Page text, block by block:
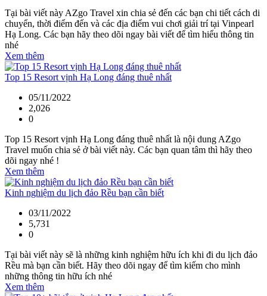
Tại bài viết này AZgo Travel xin chia sẻ đến các bạn chi tiết cách di
chuyển, thời điểm đến và các địa điểm vui chơi giải trí tại Vinpearl
Hạ Long. Các bạn hãy theo dõi ngay bài viết để tìm hiểu thông tin
nhé
Xem thêm
Top 15 Resort vịnh Hạ Long đáng thuê nhất
05/11/2022
2,026
0
Top 15 Resort vịnh Hạ Long đáng thuê nhất là nội dung AZgo
Travel muốn chia sẻ ở bài viết này. Các bạn quan tâm thì hãy theo
dõi ngay nhé !
Xem thêm
Kinh nghiệm du lịch đảo Rều bạn cần biết
03/11/2022
5,731
0
Tại bài viết này sẽ là những kinh nghiệm hữu ích khi đi du lịch đảo
Rều mà bạn cần biết. Hãy theo dõi ngay để tìm kiếm cho mình
những thông tin hữu ích nhé
Xem thêm